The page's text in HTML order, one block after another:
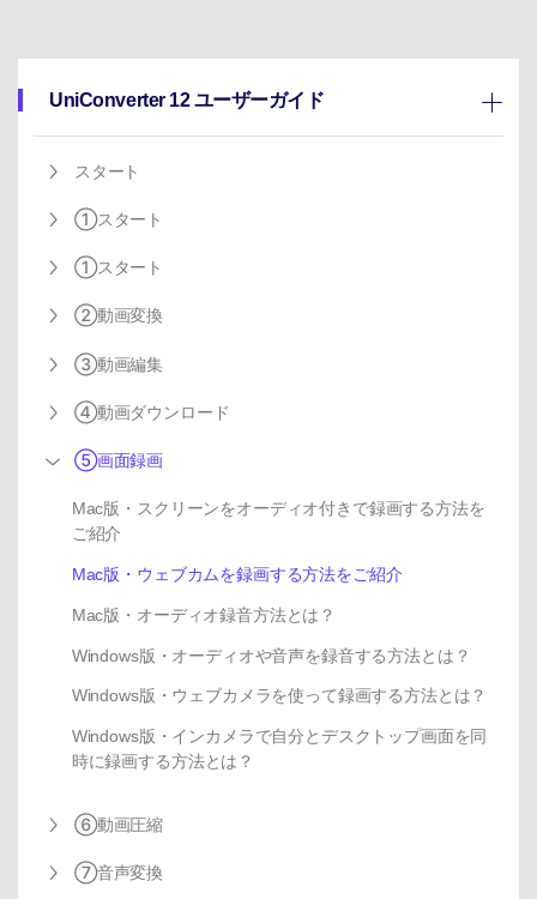
UniConverter 12 ユーザーガイド
スタート
①スタート
①スタート
②動画変換
③動画編集
④動画ダウンロード
⑤画面録画
Mac版・スクリーンをオーディオ付きで録画する方法を
ご紹介
Mac版・ウェブカムを録画する方法をご紹介
Mac版・オーディオ録音方法とは？
Windows版・オーディオや音声を録音する方法とは？
Windows版・ウェブカメラを使って録画する方法とは？
Windows版・インカメラで自分とデスクトップ画面を同
時に録画する方法とは？
⑥動画圧縮
⑦音声変換